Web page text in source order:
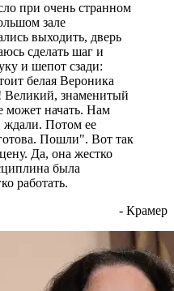
при очень странном
зале
выходить, дверь
сделать шаг и
и шепот сзади:
белая Вероника
Великий, знаменитый
может начать. Нам
ждали. Потом ее
Пошли". Вот так
Да, она жестко
была
работать.
- Крамер